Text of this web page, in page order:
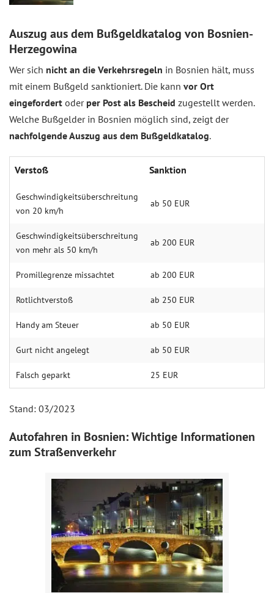
Auszug aus dem Bußgeldkatalog von Bosnien-
Herzegowina
Wer sich nicht an die Verkehrsregeln in Bosnien hält, muss
mit einem Bußgeld sanktioniert. Die kann vor Ort
eingefordert oder per Post als Bescheid zugestellt werden.
Welche Bußgelder in Bosnien möglich sind, zeigt der
nachfolgende Auszug aus dem Bußgeldkatalog.
Verstoß Sanktion
Geschwindigkeitsüberschreitung
von 20 km/h
ab 50 EUR
Geschwindigkeitsüberschreitung
von mehr als 50 km/h
ab 200 EUR
Promillegrenze missachtet ab 200 EUR
Rotlichtverstoß ab 250 EUR
Handy am Steuer ab 50 EUR
Gurt nicht angelegt ab 50 EUR
Falsch geparkt 25 EUR
Stand: 03/2023
Autofahren in Bosnien: Wichtige Informationen
zum Straßenverkehr